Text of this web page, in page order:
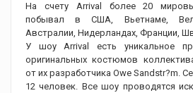
На счету Arrival более 20
побывал в США, Вьетнаме,
Австралии, Нидерландах, Франции,
У шоу Arrival есть уникальное
оригинальных костюмов
от их разработчика Owe Sandstr?m.
12 человек. Все шоу проводятся